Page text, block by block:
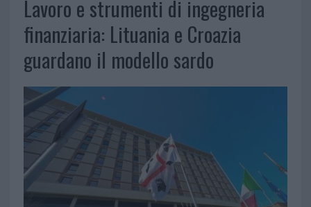
Lavoro e strumenti di ingegneria
finanziaria: Lituania e Croazia
guardano il modello sardo